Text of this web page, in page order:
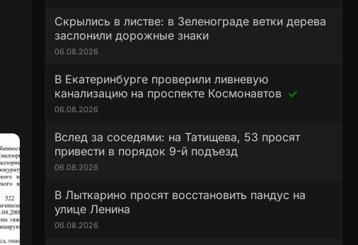
Скрылись в листве: в Зеленограде ветки дерева
заслонили дорожные знаки
06.08.2026
В Екатеринбурге проверили ливневую
канализацию на проспекте Космонавтов
06.08.2026
Вслед за соседями: на Татищева, 53 просят
привести в порядок 9-й подъезд
06.08.2026
В Лыткарино просят восстановить пандус на
улице Ленина
06.08.2026